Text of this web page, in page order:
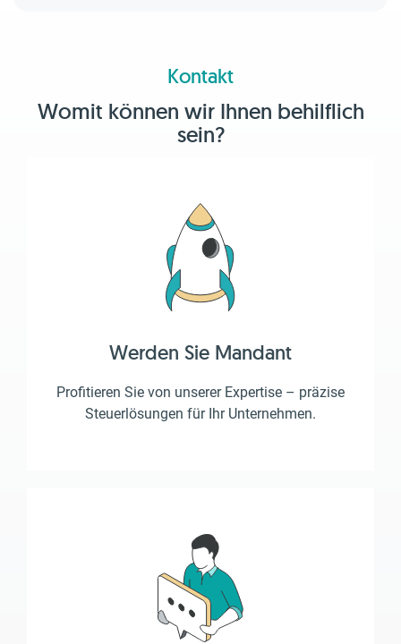
Kontakt
Womit können wir Ihnen behilflich
sein?
Werden Sie Mandant
Profitieren Sie von unserer Expertise – präzise
Steuerlösungen für Ihr Unternehmen.